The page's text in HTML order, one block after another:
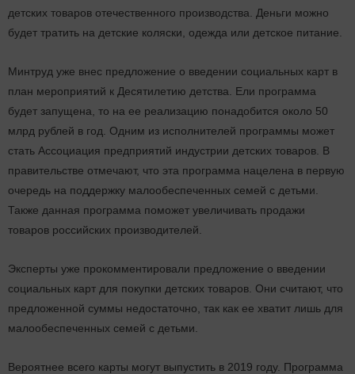
детских товаров отечественного производства. Деньги можно
будет тратить на детские коляски, одежда или детское питание.
Минтруд уже внес предложение о введении социальных карт в
план мероприятий к Десятилетию детства. Ели программа
будет запущена, то на ее реализацию понадобится около 50
млрд рублей в год. Одним из исполнителей программы может
стать Ассоциация предприятий индустрии детских товаров. В
правительстве отмечают, что эта программа нацелена в первую
очередь на поддержку малообеспеченных семей с детьми.
Также данная программа поможет увеличивать продажи
товаров российских производителей.
Эксперты уже прокомментировали предложение о введении
социальных карт для покупки детских товаров. Они считают, что
предложенной суммы недостаточно, так как ее хватит лишь для
малообеспеченных семей с детьми.
Вероятнее всего карты могут выпустить в 2019 году. Программа